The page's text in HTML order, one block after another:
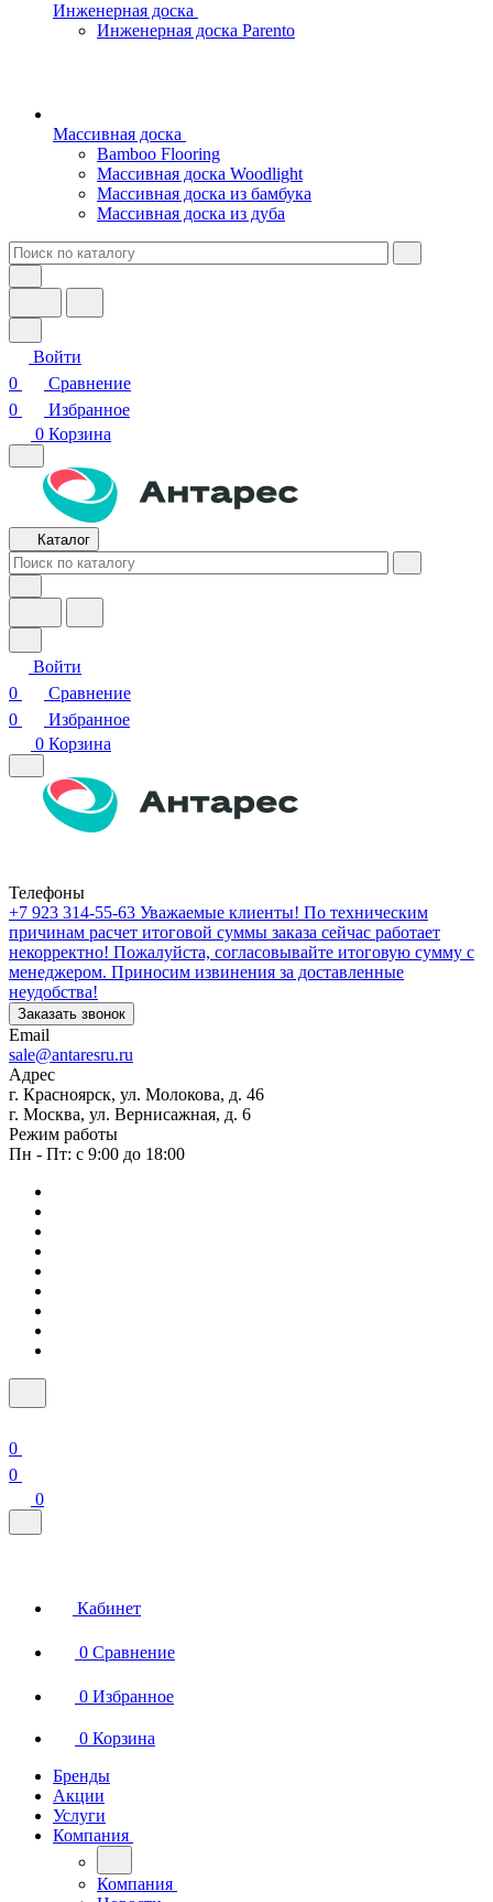
Инженерная доска
Инженерная доска Parento
Массивная доска
Bamboo Flooring
Массивная доска Woodlight
Массивная доска из бамбука
Массивная доска из дуба
Войти
0
Сравнение
0
Избранное
0 Корзина
Каталог
Войти
0
Сравнение
0
Избранное
0 Корзина
Телефоны
+7 923 314-55-63 Уважаемые клиенты! По техническим
причинам расчет итоговой суммы заказа сейчас работает
некорректно! Пожалуйста, согласовывайте итоговую сумму с
менеджером. Приносим извинения за доставленные
неудобства!
Заказать звонок
Email
sale@antaresru.ru
Адрес
г. Красноярск, ул. Молокова, д. 46
г. Москва, ул. Вернисажная, д. 6
Режим работы
Пн - Пт: с 9:00 до 18:00
0
0
0
Кабинет
0 Сравнение
0 Избранное
0 Корзина
Бренды
Акции
Услуги
Компания
Компания